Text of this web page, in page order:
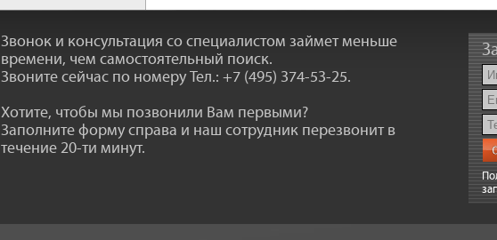
Звонок и консультация со специалистом займет меньше
времени, чем самостоятельный поиск.
Звоните сейчас по номеру Тел.: +7 (495) 374-53-25.
Хотите, чтобы мы позвонили Вам первыми?
Заполните форму справа и наш сотрудник перезвонит в
течение 20-ти минут.